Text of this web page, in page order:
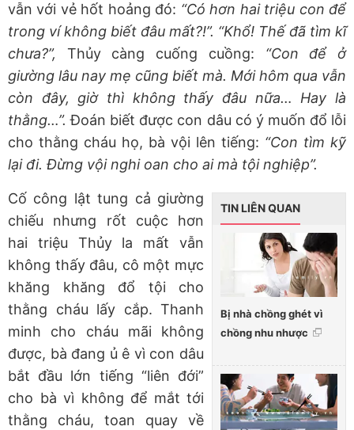
vẫn với vẻ hốt hoảng đó: “Có hơn hai triệu con để
trong ví không biết đâu mất?!”. “Khổ! Thế đã tìm kĩ
chưa?”, Thủy càng cuống cuồng: “Con để ở
giường lâu nay mẹ cũng biết mà. Mới hôm qua vẫn
còn đây, giờ thì không thấy đâu nữa… Hay là
thằng…”. Đoán biết được con dâu có ý muốn đổ lỗi
cho thằng cháu họ, bà vội lên tiếng: “Con tìm kỹ
lại đi. Đừng vội nghi oan cho ai mà tội nghiệp”.
TIN LIÊN QUAN
Bị nhà chồng ghét vì
chồng nhu nhược
Cố công lật tung cả giường
chiếu nhưng rốt cuộc hơn
hai triệu Thủy la mất vẫn
không thấy đâu, cô một mực
khăng khăng đổ tội cho
thằng cháu lấy cắp. Thanh
minh cho cháu mãi không
được, bà đang ủ ê vì con dâu
bắt đầu lớn tiếng “liên đới”
cho bà vì không để mắt tới
thằng cháu, toan quay về